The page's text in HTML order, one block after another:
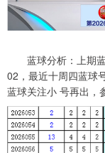
蓝球分析：上期蓝
02，最近十周四蓝球
蓝球关注小 号再出，